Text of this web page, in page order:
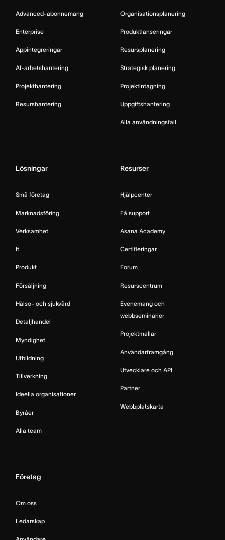
Advanced-abonnemang
Enterprise
Appintegreringar
AI-arbetshantering
Projekthantering
Resurshantering
Organisationsplanering
Produktlanseringar
Resursplanering
Strategisk planering
Projektintagning
Uppgiftshantering
Alla användningsfall
Lösningar
Små företag
Marknadsföring
Verksamhet
It
Produkt
Försäljning
Hälso- och sjukvård
Detaljhandel
Myndighet
Utbildning
Tillverkning
Ideella organisationer
Byråer
Alla team
Resurser
Hjälpcenter
Få support
Asana Academy
Certifieringar
Forum
Resurscentrum
Evenemang och
webbseminarier
Projektmallar
Användarframgång
Utvecklare och API
Partner
Webbplatskarta
Företag
Om oss
Ledarskap